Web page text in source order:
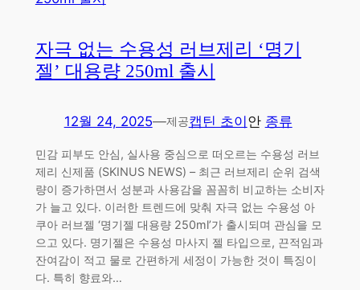
자극 없는 수용성 러브제리 ‘명기
젤’ 대용량 250ml 출시
12월 24, 2025—제공캡틴 초이안 종류
민감 피부도 안심, 실사용 중심으로 떠오르는 수용성 러브
제리 신제품 (SKINUS NEWS) – 최근 러브제리 순위 검색
량이 증가하면서 성분과 사용감을 꼼꼼히 비교하는 소비자
가 늘고 있다. 이러한 트렌드에 맞춰 자극 없는 수용성 아
쿠아 러브젤 ‘명기젤 대용량 250ml’가 출시되며 관심을 모
으고 있다. 명기젤은 수용성 마사지 젤 타입으로, 끈적임과
잔여감이 적고 물로 간편하게 세정이 가능한 것이 특징이
다. 특히 향료와…